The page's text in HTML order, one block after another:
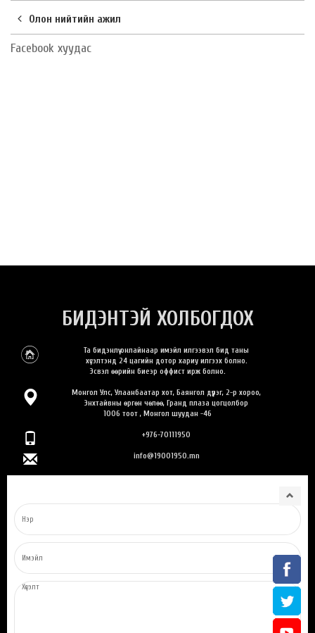
Олон нийтийн ажил
Facebook хуудас
БИДЭНТЭЙ ХОЛБОГДОХ
Та бидэнлүү онлайнаар имэйл илгээвэл бид таны
хүсэлтэнд 24 цагийн дотор хариу илгээх болно.
Эсвэл өөрийн биеэр оффист ирж болно.
Монгол Улс, Улаанбаатар хот, Баянгол дүүрэг, 2-р хороо,
Энхтайвны өргөн чөлөө, Гранд плаза цогцолбор
1006 тоот , Монгол шуудан -46
+976-70111950
info@19001950.mn